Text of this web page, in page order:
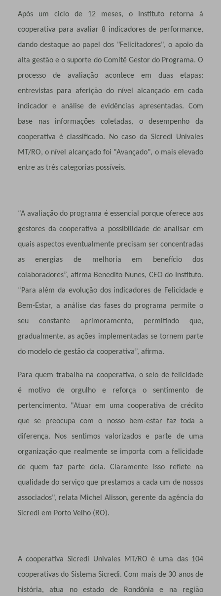
Após um ciclo de 12 meses, o Instituto retorna à
cooperativa para avaliar 8 indicadores de performance,
dando destaque ao papel dos "Felicitadores", o apoio da
alta gestão e o suporte do Comitê Gestor do Programa. O
processo de avaliação acontece em duas etapas:
entrevistas para aferição do nível alcançado em cada
indicador e análise de evidências apresentadas. Com
base nas informações coletadas, o desempenho da
cooperativa é classificado. No caso da Sicredi Univales
MT/RO, o nível alcançado foi "Avançado", o mais elevado
entre as três categorias possíveis.
“A avaliação do programa é essencial porque oferece aos
gestores da cooperativa a possibilidade de analisar em
quais aspectos eventualmente precisam ser concentradas
as energias de melhoria em benefício dos
colaboradores”, afirma Benedito Nunes, CEO do Instituto.
“Para além da evolução dos indicadores de Felicidade e
Bem-Estar, a análise das fases do programa permite o
seu constante aprimoramento, permitindo que,
gradualmente, as ações implementadas se tornem parte
do modelo de gestão da cooperativa”, afirma.
Para quem trabalha na cooperativa, o selo de felicidade
é motivo de orgulho e reforça o sentimento de
pertencimento. "Atuar em uma cooperativa de crédito
que se preocupa com o nosso bem-estar faz toda a
diferença. Nos sentimos valorizados e parte de uma
organização que realmente se importa com a felicidade
de quem faz parte dela. Claramente isso reflete na
qualidade do serviço que prestamos a cada um de nossos
associados", relata Michel Alisson, gerente da agência do
Sicredi em Porto Velho (RO).
A cooperativa Sicredi Univales MT/RO é uma das 104
cooperativas do Sistema Sicredi. Com mais de 30 anos de
história, atua no estado de Rondônia e na região